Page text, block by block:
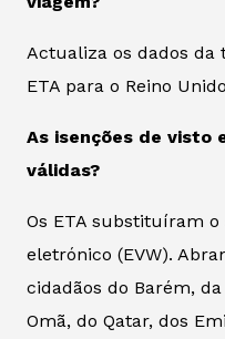
Actualiza os dados da
ETA para o Reino
As isenções de visto
válidas?
Os ETA substituíram
eletrónico (EVW).
cidadãos do Barém,
Omã, do Qatar, dos